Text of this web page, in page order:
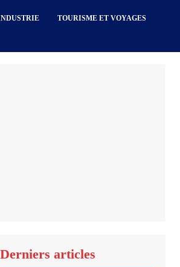
TOURISME ET VOYAGES
Derniers articles